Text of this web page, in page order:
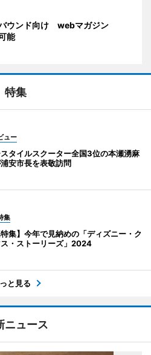
ウンド向け webマガジン
能
特集
ュー
タイルスクーター全国3位の本瀬湧麻
安市長を表敬訪問
集
特集】今年で見納めの「ディズニー・ク
ス・ストーリーズ」2024
と見る
ニュース